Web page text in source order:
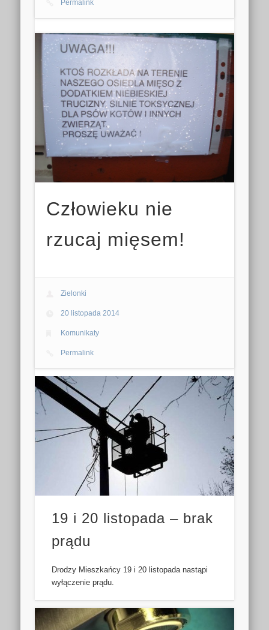
Permalink
Człowieku nie
rzucaj mięsem!
Zielonki
20 listopada 2014
Komunikaty
Permalink
19 i 20 listopada – brak
prądu
Drodzy Mieszkańcy 19 i 20 listopada nastąpi
wyłączenie prądu.